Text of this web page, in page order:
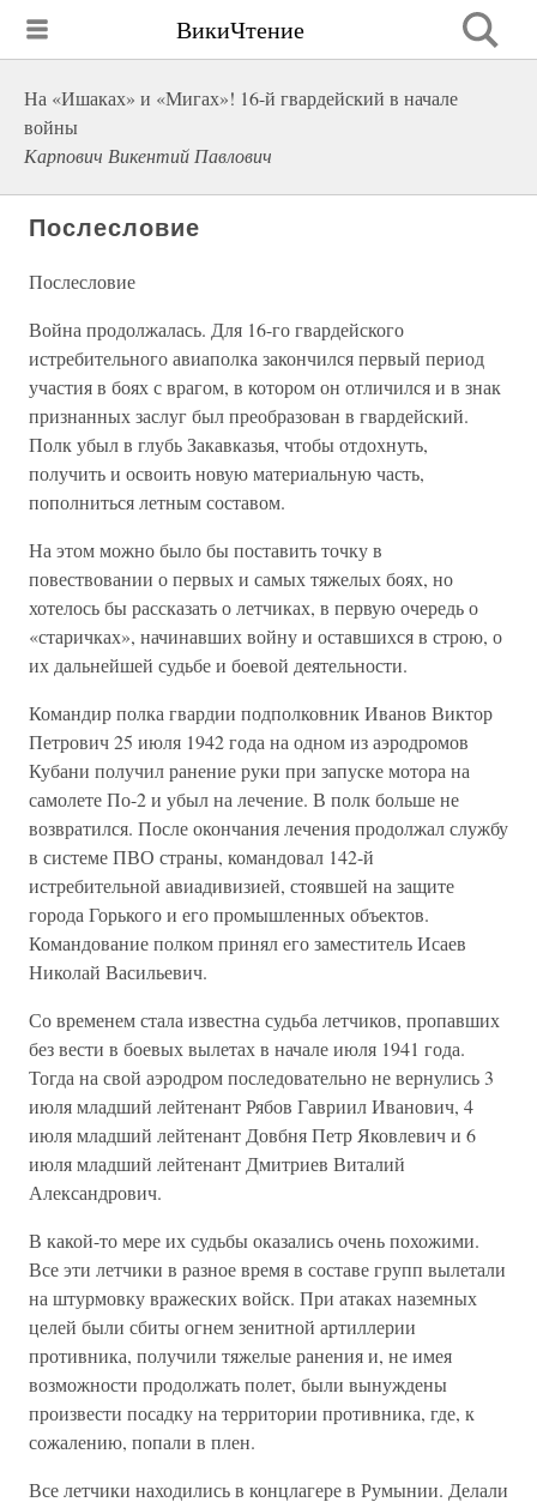
ВикиЧтение
На «Ишаках» и «Мигах»! 16-й гвардейский в начале
войны
Карпович Викентий Павлович
Послесловие
Послесловие
Война продолжалась. Для 16-го гвардейского
истребительного авиаполка закончился первый период
участия в боях с врагом, в котором он отличился и в знак
признанных заслуг был преобразован в гвардейский.
Полк убыл в глубь Закавказья, чтобы отдохнуть,
получить и освоить новую материальную часть,
пополниться летным составом.
На этом можно было бы поставить точку в
повествовании о первых и самых тяжелых боях, но
хотелось бы рассказать о летчиках, в первую очередь о
«старичках», начинавших войну и оставшихся в строю, о
их дальнейшей судьбе и боевой деятельности.
Командир полка гвардии подполковник Иванов Виктор
Петрович 25 июля 1942 года на одном из аэродромов
Кубани получил ранение руки при запуске мотора на
самолете По-2 и убыл на лечение. В полк больше не
возвратился. После окончания лечения продолжал службу
в системе ПВО страны, командовал 142-й
истребительной авиадивизией, стоявшей на защите
города Горького и его промышленных объектов.
Командование полком принял его заместитель Исаев
Николай Васильевич.
Со временем стала известна судьба летчиков, пропавших
без вести в боевых вылетах в начале июля 1941 года.
Тогда на свой аэродром последовательно не вернулись 3
июля младший лейтенант Рябов Гавриил Иванович, 4
июля младший лейтенант Довбня Петр Яковлевич и 6
июля младший лейтенант Дмитриев Виталий
Александрович.
В какой-то мере их судьбы оказались очень похожими.
Все эти летчики в разное время в составе групп вылетали
на штурмовку вражеских войск. При атаках наземных
целей были сбиты огнем зенитной артиллерии
противника, получили тяжелые ранения и, не имея
возможности продолжать полет, были вынуждены
произвести посадку на территории противника, где, к
сожалению, попали в плен.
Все летчики находились в концлагере в Румынии. Делали